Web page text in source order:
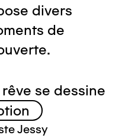
divers
de
se dessine
Jessy